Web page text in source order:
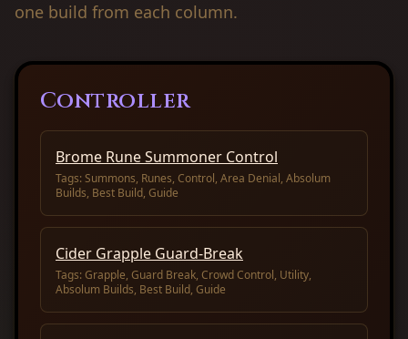
one build from each column.
Controller
Brome Rune Summoner Control
Tags:Summons, Runes, Control, Area Denial, Absolum
Builds, Best Build, Guide
Cider Grapple Guard-Break
Tags:Grapple, Guard Break, Crowd Control, Utility,
Absolum Builds, Best Build, Guide